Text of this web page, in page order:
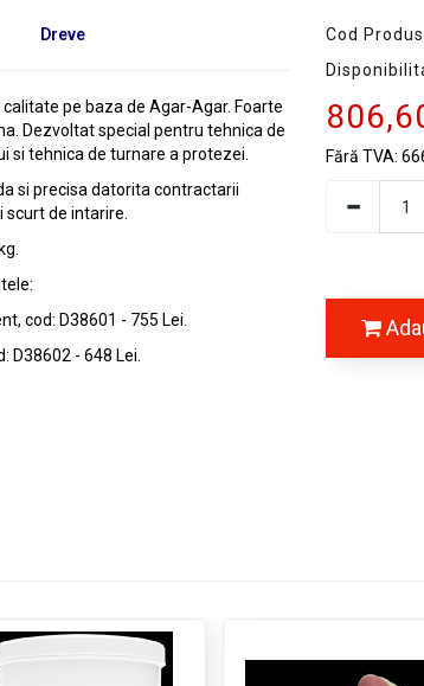
Dreve
calitate pe baza de Agar-Agar. Foarte
Dezvoltat special pentru tehnica de
si tehnica de turnare a protezei.
si precisa datorita contractarii
de intarire.
cod: D38601 - 755 Lei.
D38602 - 648 Lei.
Cod
Fără TVA: